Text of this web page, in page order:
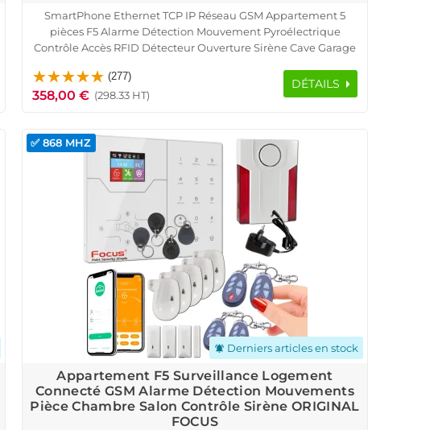
SmartPhone Ethernet TCP IP Réseau GSM Appartement 5
pièces F5 Alarme Détection Mouvement Pyroélectrique
Contrôle Accès RFID Détecteur Ouverture Sirène Cave Garage
Capteur Porte Fenêtre Télécommande
(277)
358,00 € (298.33 HT)
DÉTAILS
notifications_active Derniers articles en stock
✅ 868 MHZ
Appartement F5 Surveillance Logement
Connecté GSM Alarme Détection Mouvements
Pièce Chambre Salon Contrôle Sirène ORIGINAL
FOCUS